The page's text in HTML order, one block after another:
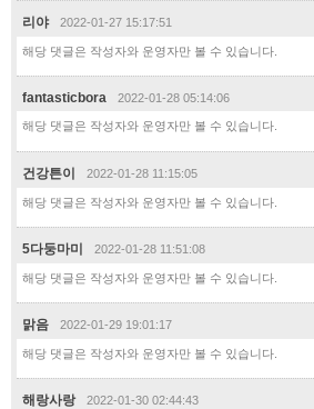
리야 2022-01-27 15:17:51
해당 댓글은 작성자와 운영자만 볼 수 있습니다.
fantasticbora 2022-01-28 05:14:06
해당 댓글은 작성자와 운영자만 볼 수 있습니다.
건강튼이 2022-01-28 11:15:05
해당 댓글은 작성자와 운영자만 볼 수 있습니다.
5다둥마미 2022-01-28 11:51:08
해당 댓글은 작성자와 운영자만 볼 수 있습니다.
맑음 2022-01-29 19:01:17
해당 댓글은 작성자와 운영자만 볼 수 있습니다.
해랑사랑 2022-01-30 02:44:43